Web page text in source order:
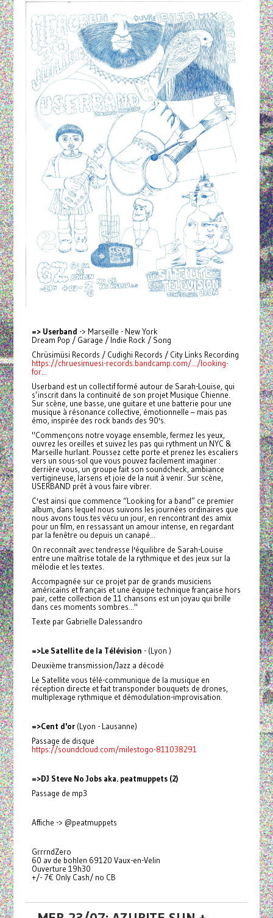
=> Userband -> Marseille - New York
Dream Pop / Garage / Indie Rock / Song
Chrüsimüsi Records / Cudighi Records / City Links Recording
https://chruesimuesi-records.bandcamp.com/.../looking-
for...
Userband est un collectif formé autour de Sarah-Louise, qui
s’inscrit dans la continuité de son projet Musique Chienne.
Sur scène, une basse, une guitare et une batterie pour une
musique à résonance collective, émotionnelle – mais pas
émo, inspirée des rock bands des 90's.
"Commençons notre voyage ensemble, fermez les yeux,
ouvrez les oreilles et suivez les pas qui rythment un NYC &
Marseille hurlant. Poussez cette porte et prenez les escaliers
vers un sous-sol que vous pouvez facilement imaginer :
derrière vous, un groupe fait son soundcheck, ambiance
vertigineuse, larsens et joie de la nuit à venir. Sur scène,
USERBAND prêt à vous faire vibrer.
C'est ainsi que commence “Looking for a band” ce premier
album, dans lequel nous suivons les journées ordinaires que
nous avons tous.tes vécu un jour, en rencontrant des amix
pour un film, en ressassant un amour intense, en regardant
par la fenêtre ou depuis un canapé...
On reconnaît avec tendresse l'équilibre de Sarah-Louise
entre une maîtrise totale de la rythmique et des jeux sur la
mélodie et les textes.
Accompagnée sur ce projet par de grands musiciens
américains et français et une équipe technique française hors
pair, cette collection de 11 chansons est un joyau qui brille
dans ces moments sombres..."
Texte par Gabrielle Dalessandro
=>Le Satellite de la Télévision - (Lyon )
Deuxième transmission/Jazz a décodé
Le Satellite vous télé-communique de la musique en
réception directe et fait transponder bouquets de drones,
multiplexage rythmique et démodulation-improvisation.
=>Cent d'or(Lyon - Lausanne)
Passage de disque
https://soundcloud.com/milestogo-811038291
=>DJ Steve No Jobs aka. peatmuppets (2)
Passage de mp3
Affiche -> @peatmuppets
GrrrndZero
60 av de bohlen 69120 Vaux-en-Velin
Ouverture 19h30
+/- 7€ Only Cash/ no CB